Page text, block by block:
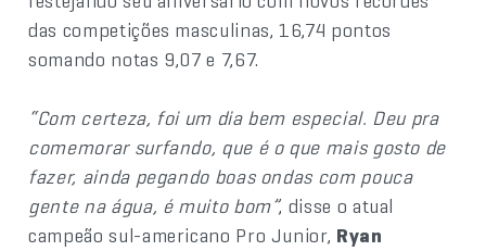
das competições masculinas, 16,74 pontos
somando notas 9,07 e 7,67.
“Com certeza, foi um dia bem especial. Deu pra
comemorar surfando, que é o que mais gosto de
fazer, ainda pegando boas ondas com pouca
gente na água, é muito bom”, disse o atual
campeão sul-americano Pro Junior, Ryan